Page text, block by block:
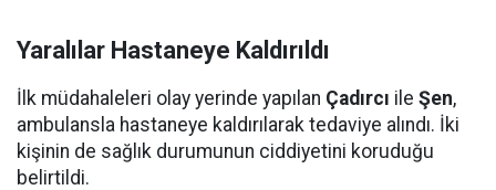
Yaralılar Hastaneye Kaldırıldı
İlk müdahaleleri olay yerinde yapılan Çadırcı ile Şen,
ambulansla hastaneye kaldırılarak tedaviye alındı. İki
kişinin de sağlık durumunun ciddiyetini koruduğu
belirtildi.